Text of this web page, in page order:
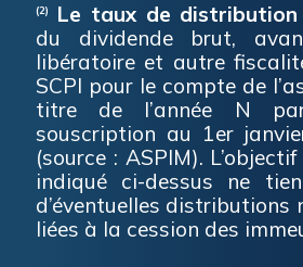
(2) Le taux de distribution
du dividende brut,
libératoire et autre
SCPI pour le compte de
titre de l’année N
souscription au 1er
(source : ASPIM).
indiqué ci-dessus ne
d’éventuelles distributions
liées à la cession des